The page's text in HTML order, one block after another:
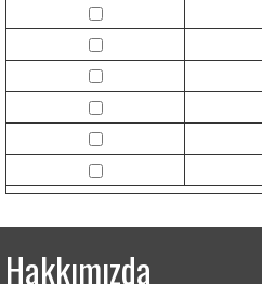
Hakkımızda